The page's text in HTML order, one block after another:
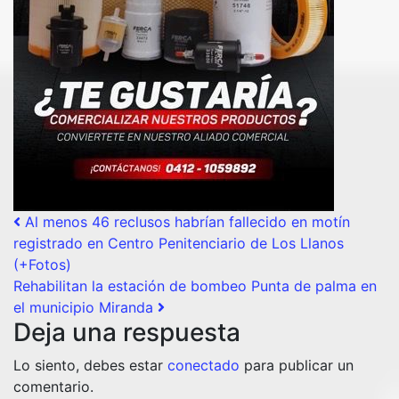
Post navigation
Al menos 46 reclusos habrían fallecido en motín
registrado en Centro Penitenciario de Los Llanos
(+Fotos)
Rehabilitan la estación de bombeo Punta de palma en
el municipio Miranda
Deja una respuesta
Lo siento, debes estar conectado para publicar un
comentario.